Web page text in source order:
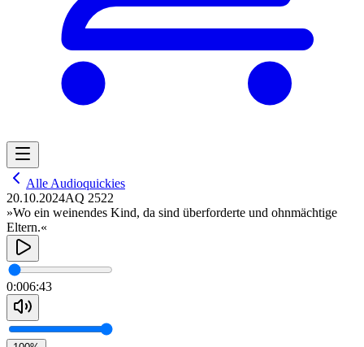
Alle Audioquickies
20.10.2024AQ 2522
»Wo ein weinendes Kind, da sind überforderte und ohnmächtige
Eltern.«
0:006:43